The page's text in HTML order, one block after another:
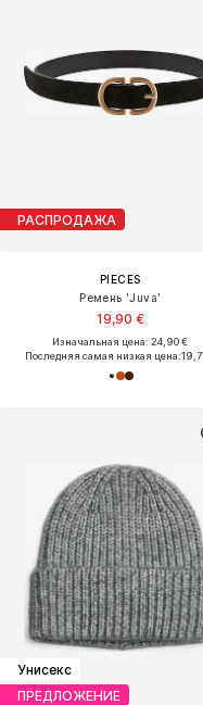
РАСПРОДАЖА
PIECES
Ремень 'Juva'
19,90 €
Изначальная цена: 24,90 €
Последняя самая низкая цена:
Унисекс
ПРЕДЛОЖЕНИЕ